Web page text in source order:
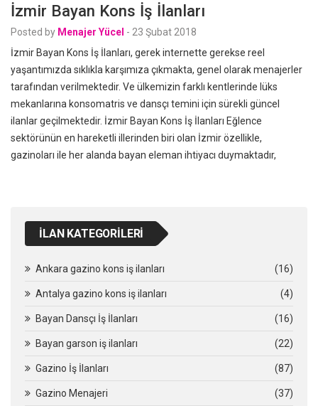
İzmir Bayan Kons İş İlanları
Posted by Menajer Yücel - 23 Şubat 2018
İzmir Bayan Kons İş İlanları, gerek internette gerekse reel
yaşantımızda sıklıkla karşımıza çıkmakta, genel olarak menajerler
tarafından verilmektedir. Ve ülkemizin farklı kentlerinde lüks
mekanlarına konsomatris ve dansçı temini için sürekli güncel
ilanlar geçilmektedir. İzmir Bayan Kons İş İlanları Eğlence
sektörünün en hareketli illerinden biri olan İzmir özellikle,
gazinoları ile her alanda bayan eleman ihtiyacı duymaktadır,
İLAN KATEGORILERI
Ankara gazino kons iş ilanları (16)
Antalya gazino kons iş ilanları (4)
Bayan Dansçı İş İlanları (16)
Bayan garson iş ilanları (22)
Gazino İş İlanları (87)
Gazino Menajeri (37)